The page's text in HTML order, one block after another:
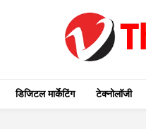
डिजिटल मार्केटिंग टेक्नोलॉजी